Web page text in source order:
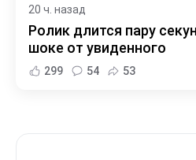
20 ч. назад
Ролик длится пару
шоке от увиденного
299 54 53